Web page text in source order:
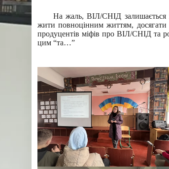
На жаль, ВІЛ/СНІД залишається
жити повноцінним життям, досягати
продуцентів міфів про ВІЛ/СНІД та
цим “та…”